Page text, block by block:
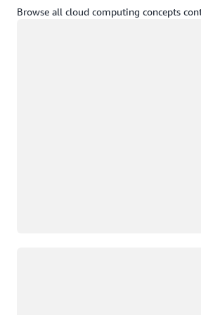
Browse all cloud computing concepts